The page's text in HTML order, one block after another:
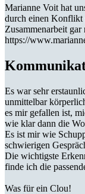
Marianne Voit hat
durch einen Konflikt
Zusammenarbeit
https://
Es war sehr
unmittelbar
es mir gefallen ist,
wie klar dann die
Es ist mir wie
schwierigen
Die wichtigste
finde ich die
Was für ein Clou!